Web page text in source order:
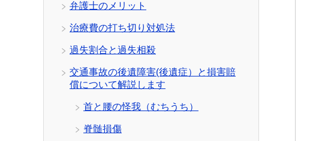
弁護士のメリット
治療費の打ち切り対処法
過失割合と過失相殺
交通事故の後遺障害(後遺症）と損害賠
償について解説します
首と腰の怪我（むちうち）
脊髄損傷